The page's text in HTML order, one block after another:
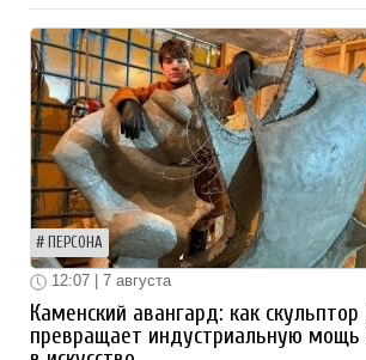
ПЕРСОНА
12:07 | 7 августа
Каменский авангард: как
превращает индустриальную мощь